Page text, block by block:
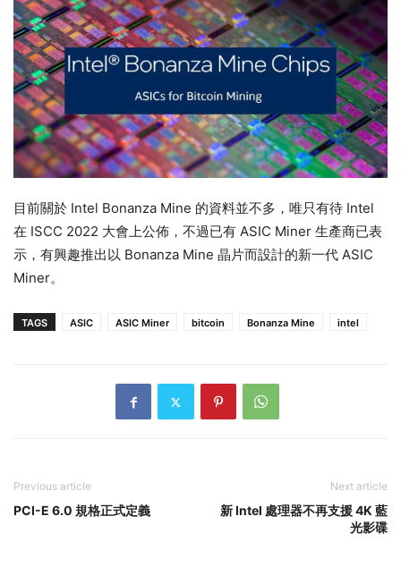
目前關於 Intel Bonanza Mine 的資料並不多，唯只有待 Intel
在 ISCC 2022 大會上公佈，不過已有 ASIC Miner 生產商已表
示，有興趣推出以 Bonanza Mine 晶片而設計的新一代 ASIC
Miner。
TAGS ASIC ASIC Miner bitcoin Bonanza Mine intel
Previous article
PCI-E 6.0 規格正式定義
Next article
新 Intel 處理器不再支援 4K 藍
光影碟